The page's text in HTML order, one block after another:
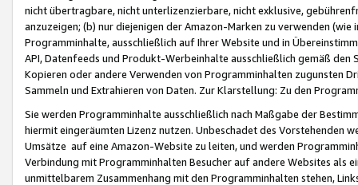
nicht übertragbare, nicht unterlizenzierbare, nicht exklusive,
anzuzeigen; (b) nur diejenigen der Amazon-Marken zu verwenden
Programminhalte, ausschließlich auf Ihrer Website und in
API, Datenfeeds und Produkt-Werbeinhalte ausschließlich gemäß
Kopieren oder andere Verwenden von Programminhalten zugunsten
Sammeln und Extrahieren von Daten. Zur Klarstellung: Zu den
Sie werden Programminhalte ausschließlich nach Maßgabe der
hiermit eingeräumten Lizenz nutzen. Unbeschadet des Vorstehenden
Umsätze auf eine Amazon-Website zu leiten, und werden
Verbindung mit Programminhalten Besucher auf andere Websites als
unmittelbarem Zusammenhang mit den Programminhalten stehen,